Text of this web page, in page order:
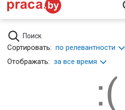
Поиск
Сортировать: по релевантности
Отображать: за все время